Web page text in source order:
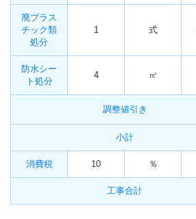
廃プラス
チック類
処分
1 式
防水シー
ト処分
4 ㎥
調整値引き
小計
消費税 10 ％
工事合計